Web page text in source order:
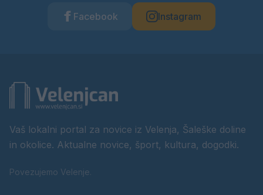
Facebook Instagram
Vaš lokalni portal za novice iz Velenja, Šaleške doline
in okolice. Aktualne novice, šport, kultura, dogodki.
Povezujemo Velenje.